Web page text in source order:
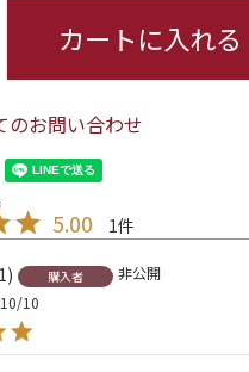
カートに入れる
のお問い合わせ
5.00 1
1 購入者
非公開
10